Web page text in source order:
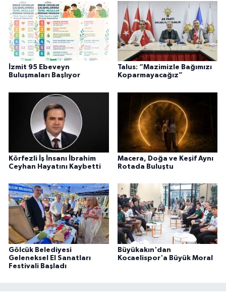
İzmit 95 Ebeveyn
Buluşmaları Başlıyor
Talus: “Mazimizle Bağımızı
Koparmayacağız”
Körfezli İş İnsanı İbrahim
Ceyhan Hayatını Kaybetti
Macera, Doğa ve Keşif Aynı
Rotada Buluştu
Gölcük Belediyesi
Geleneksel El Sanatları
Festivali Başladı
Büyükakın'dan
Kocaelispor'a Büyük Moral